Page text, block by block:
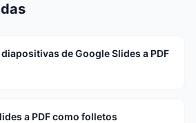
de Google Slides a PDF
a PDF como folletos